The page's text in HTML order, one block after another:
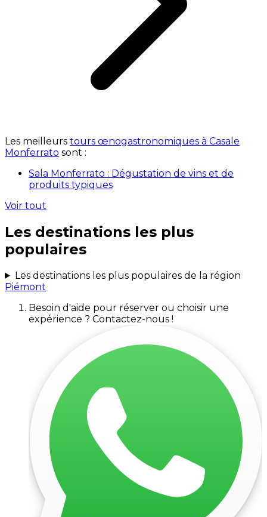
Les meilleurs tours œnogastronomiques à Casale
Monferrato sont :
Sala Monferrato : Dégustation de vins et de
produits typiques
Voir tout
Les destinations les plus
populaires
Les destinations les plus populaires de la région
Piémont
Besoin d'aide pour réserver ou choisir une
expérience ? Contactez-nous !